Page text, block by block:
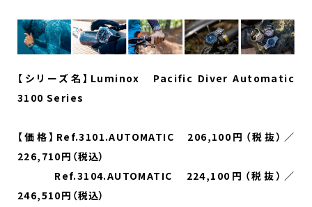
【シリーズ名】Luminox Pacific Diver Automatic
3100 Series
【価格】Ref.3101.AUTOMATIC 206,100円（税抜）／
226,710円（税込）
Ref.3104.AUTOMATIC 224,100円（税抜）／
246,510円（税込）